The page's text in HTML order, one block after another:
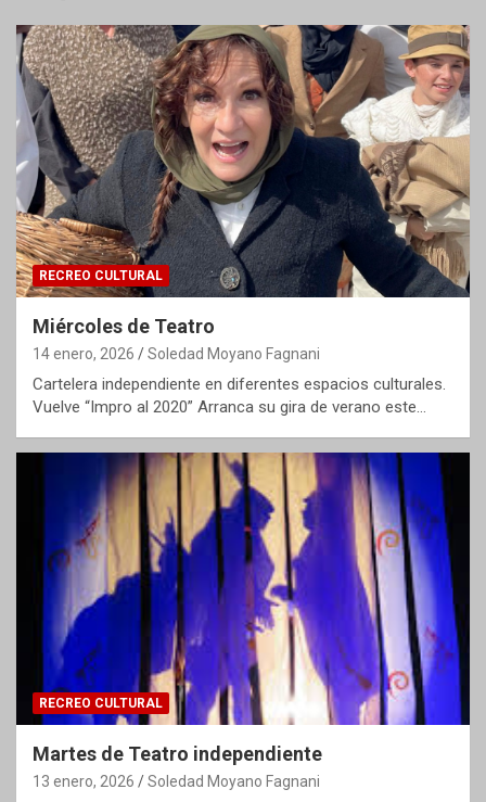
RECREO CULTURAL
Miércoles de Teatro
14 enero, 2026 Soledad Moyano Fagnani
Cartelera independiente en diferentes espacios culturales.
Vuelve “Impro al 2020” Arranca su gira de verano este…
RECREO CULTURAL
Martes de Teatro independiente
13 enero, 2026 Soledad Moyano Fagnani